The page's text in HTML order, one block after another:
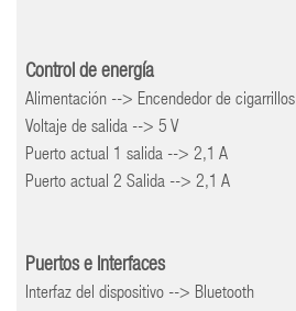
Control de energía
Alimentación --> Encendedor de cigarrillos
Voltaje de salida --> 5 V
Puerto actual 1 salida --> 2,1 A
Puerto actual 2 Salida --> 2,1 A
Puertos e Interfaces
Interfaz del dispositivo --> Bluetooth